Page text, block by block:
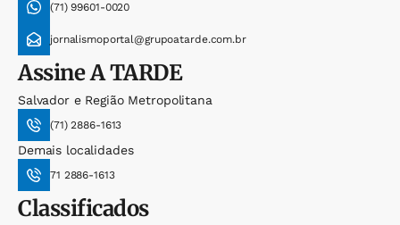
(71) 99601-0020
jornalismoportal@grupoatarde.com.br
AssineA TARDE
Salvador e Região Metropolitana
(71) 2886-1613
Demais localidades
71 2886-1613
Classificados